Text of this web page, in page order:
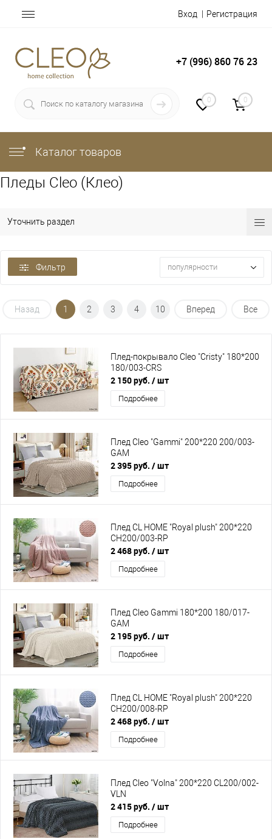
Вход Регистрация
+7 (996) 860 76 23
0 0
Каталог товаров
Пледы Cleo (Клео)
Уточнить раздел
Фильтр популярности
Назад 1 2 3 4 10 Вперед Все
Плед-покрывало Cleo "Cristy" 180*200
180/003-CRS
2 150 руб. / шт
Подробнее
Плед Cleo "Gammi" 200*220 200/003-
GAM
2 395 руб. / шт
Подробнее
Плед CL HOME "Royal plush" 200*220
CH200/003-RP
2 468 руб. / шт
Подробнее
Плед Cleo Gammi 180*200 180/017-
GAM
2 195 руб. / шт
Подробнее
Плед CL HOME "Royal plush" 200*220
CH200/008-RP
2 468 руб. / шт
Подробнее
Плед Cleo "Volna" 200*220 CL200/002-
VLN
2 415 руб. / шт
Подробнее